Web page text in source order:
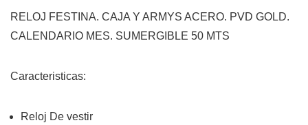
RELOJ FESTINA. CAJA Y ARMYS ACERO. PVD GOLD.
CALENDARIO MES. SUMERGIBLE 50 MTS
Caracteristicas:
Reloj De vestir